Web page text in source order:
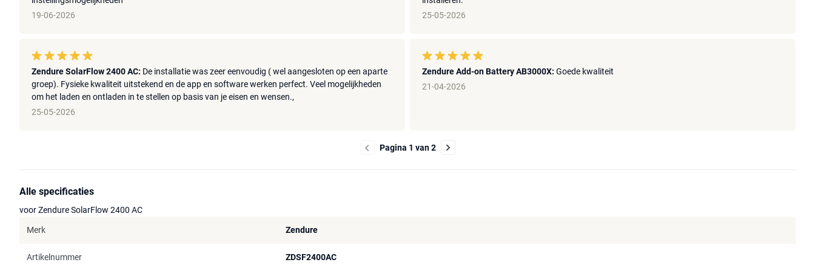
19-06-2026
25-05-2026
Zendure SolarFlow 2400 AC: De installatie was zeer eenvoudig ( wel aangesloten op een aparte
groep). Fysieke kwaliteit uitstekend en de app en software werken perfect. Veel mogelijkheden
om het laden en ontladen in te stellen op basis van je eisen en wensen.,
25-05-2026
Zendure Add-on Battery AB3000X: Goede kwaliteit
21-04-2026
Pagina 1 van 2
Alle specificaties
voor Zendure SolarFlow 2400 AC
Merk Zendure
Artikelnummer ZDSF2400AC